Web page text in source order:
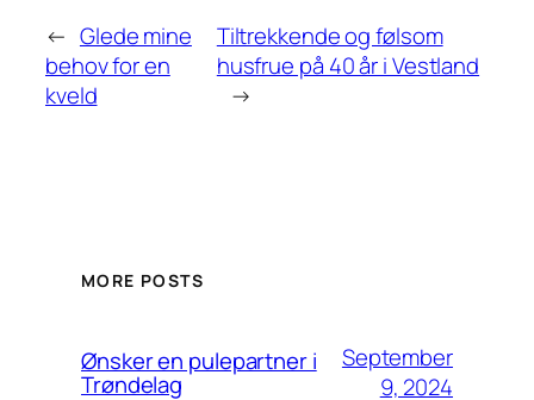
← Glede mine
behov for en
kveld
Tiltrekkende og følsom
husfrue på 40 år i Vestland
→
MORE POSTS
Ønsker en pulepartner i
Trøndelag
September
9, 2024